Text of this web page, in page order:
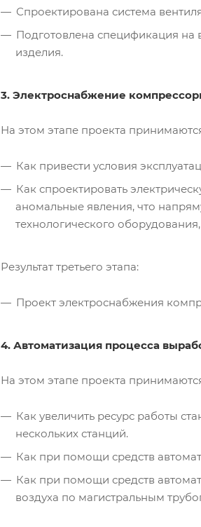
Спроектирована система
Подготовлена спецификация на
изделия.
3. Электроснабжение
На этом этапе проекта
Как привести условия
Как спроектировать
аномальные явления, что
технологического
Результат третьего этапа:
Проект электроснабжения
4. Автоматизация процесса
На этом этапе проекта
Как увеличить ресурс работы
нескольких станций.
Как при помощи средств
Как при помощи средств
воздуха по магистральным